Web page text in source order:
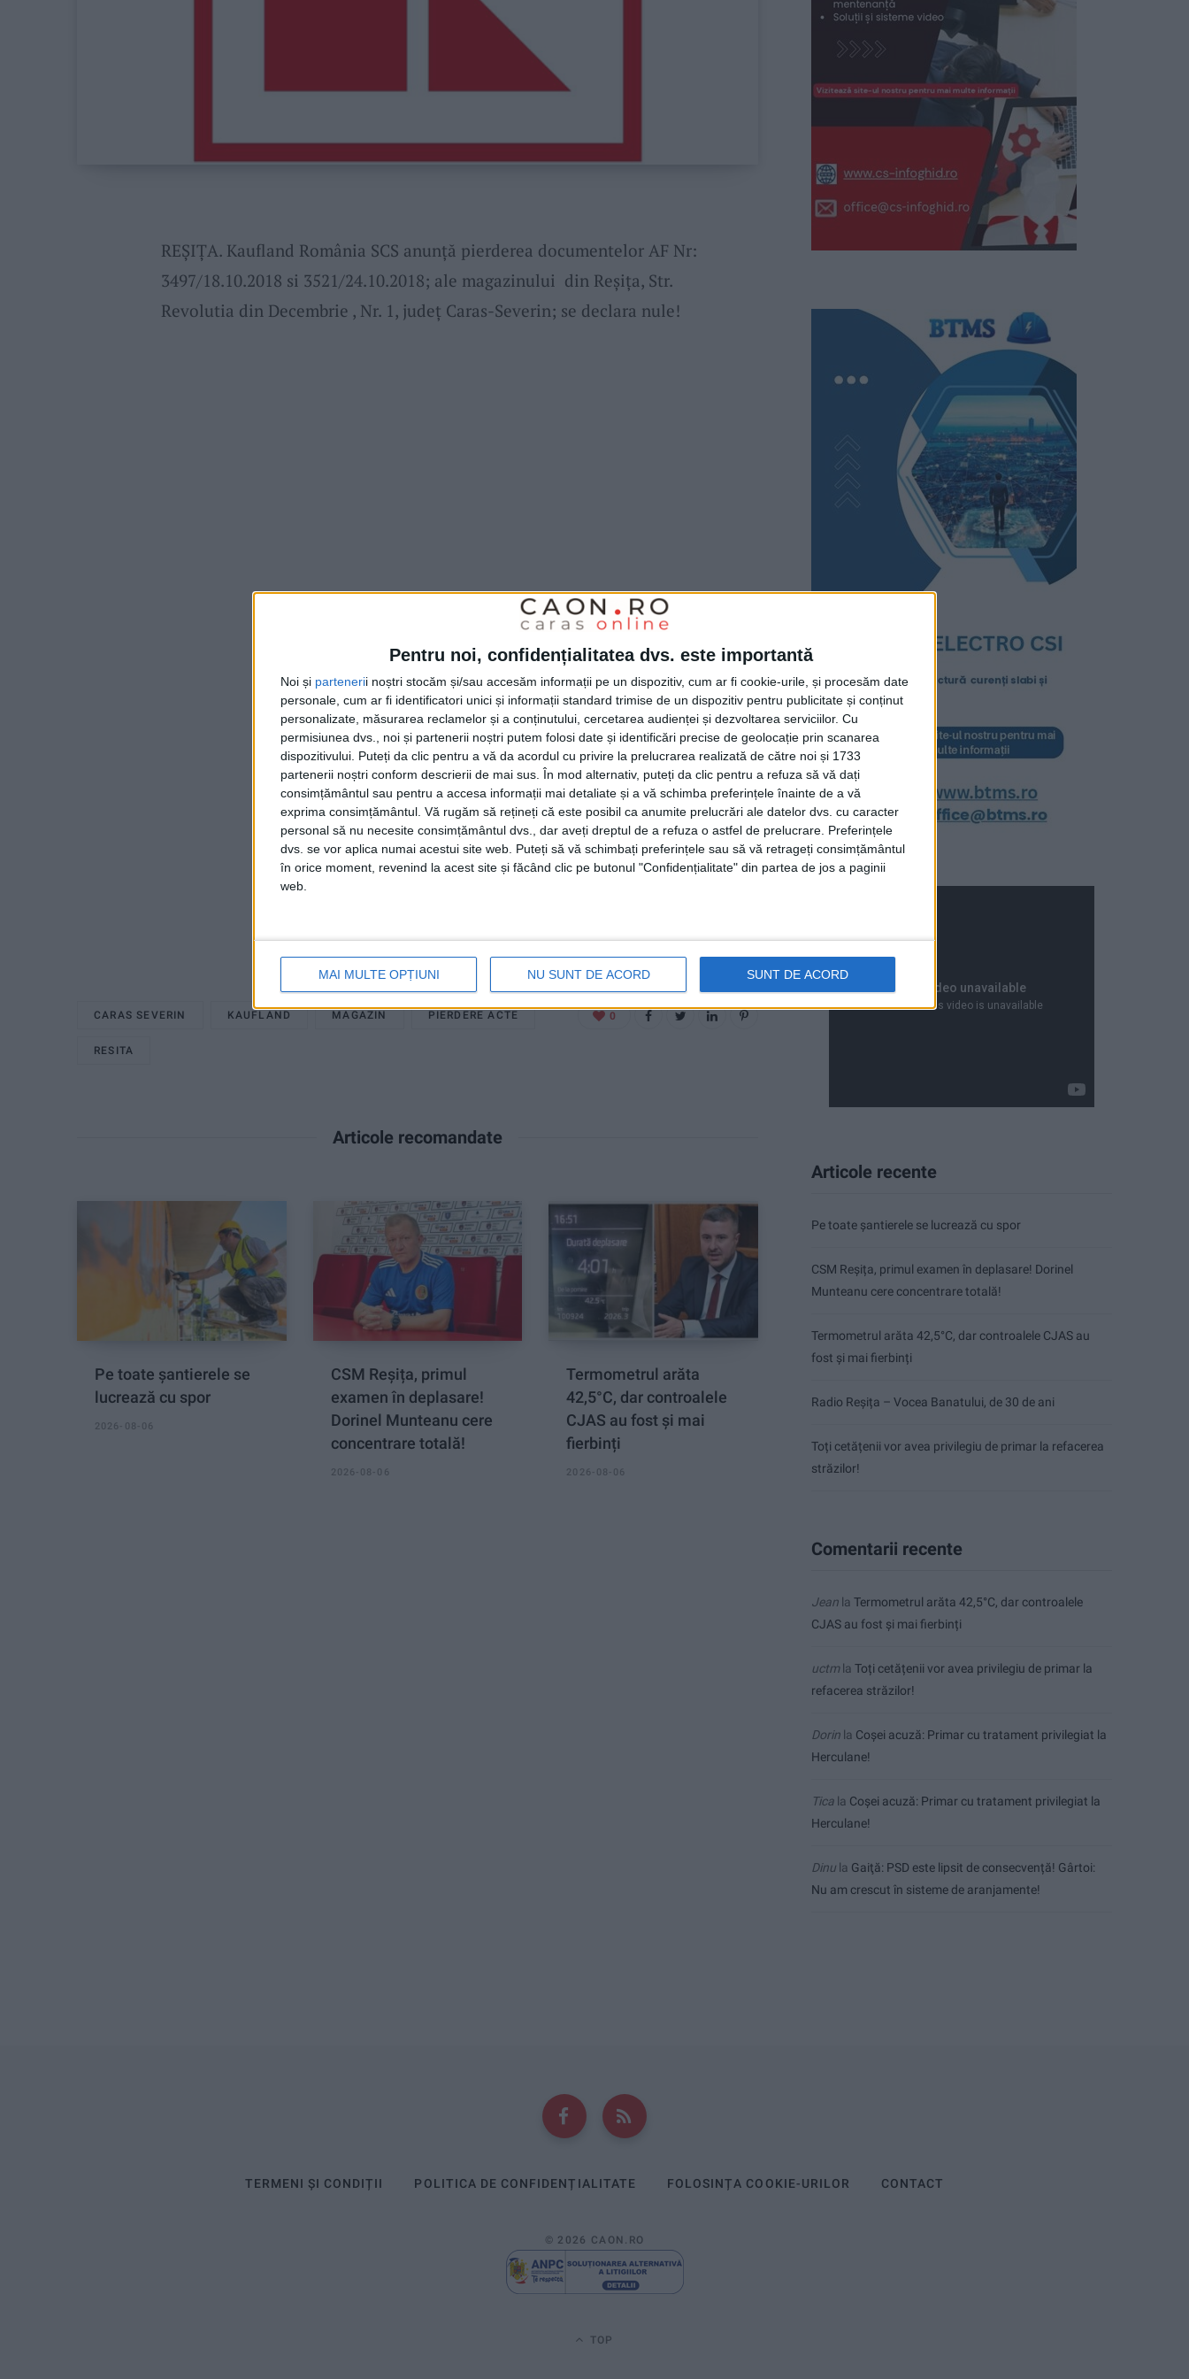
Pentru noi, confidențialitatea dvs. este importantă
Noi și partenerii noștri stocăm și/sau accesăm informații pe un dispozitiv, cum ar fi cookie-urile, și procesăm date
personale, cum ar fi identificatori unici și informații standard trimise de un dispozitiv pentru publicitate și conținut
personalizate, măsurarea reclamelor și a conținutului, cercetarea audienței și dezvoltarea serviciilor. Cu
permisiunea dvs., noi și partenerii noștri putem folosi date și identificări precise de geolocație prin scanarea
dispozitivului. Puteți da clic pentru a vă da acordul cu privire la prelucrarea realizată de către noi și 1733
partenerii noștri conform descrierii de mai sus. În mod alternativ, puteți da clic pentru a refuza să vă dați
consimțământul sau pentru a accesa informații mai detaliate și a vă schimba preferințele înainte de a vă
exprima consimțământul. Vă rugăm să rețineți că este posibil ca anumite prelucrări ale datelor dvs. cu caracter
personal să nu necesite consimțământul dvs., dar aveți dreptul de a refuza o astfel de prelucrare. Preferințele
dvs. se vor aplica numai acestui site web. Puteți să vă schimbați preferințele sau să vă retrageți consimțământul
în orice moment, revenind la acest site și făcând clic pe butonul "Confidențialitate" din partea de jos a paginii
web.
MAI MULTE OPȚIUNI NU SUNT DE ACORD SUNT DE ACORD
REȘIȚA. Kaufland România SCS anunță pierderea documentelor AF Nr:
3497/18.10.2018 si 3521/24.10.2018; ale magazinului din Reșița, Str.
Revolutia din Decembrie , Nr. 1, județ Caras-Severin; se declara nule!
CARAS SEVERIN KAUFLAND MAGAZIN PIERDERE ACTE
RESITA
0
Articole recomandate
Pe toate șantierele se
lucrează cu spor
2026-08-06
CSM Reșița, primul
examen în deplasare!
Dorinel Munteanu cere
concentrare totală!
2026-08-06
Termometrul arăta
42,5°C, dar controalele
CJAS au fost și mai
fierbinți
2026-08-06
Articole recente
Pe toate șantierele se lucrează cu spor
CSM Reșița, primul examen în deplasare! Dorinel
Munteanu cere concentrare totală!
Termometrul arăta 42,5°C, dar controalele CJAS au
fost și mai fierbinți
Radio Reșița – Vocea Banatului, de 30 de ani
Toți cetățenii vor avea privilegiu de primar la refacerea
străzilor!
Comentarii recente
Jean la Termometrul arăta 42,5°C, dar controalele
CJAS au fost și mai fierbinți
uctmla Toți cetățenii vor avea privilegiu de primar la
refacerea străzilor!
Dorin la Coșei acuză: Primar cu tratament privilegiat la
Herculane!
Tica la Coșei acuză: Primar cu tratament privilegiat la
Herculane!
Dinu la Gaiţă: PSD este lipsit de consecvență! Gârtoi:
Nu am crescut în sisteme de aranjamente!
TERMENI ȘI CONDIȚII POLITICA DE CONFIDENȚIALITATE FOLOSINȚA COOKIE-URILOR CONTACT
© 2026 CAON.RO
TOP